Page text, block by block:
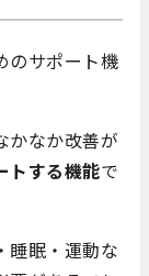
のサポート機
かなか改善が
トする機能で
睡眠・運動な